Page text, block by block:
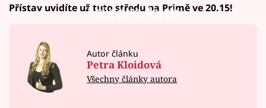
Failed to fetch
Přístav uvidíte už tuto středu na Primě ve 20.15!
Autor článku
Petra Kloidová
Všechny články autora